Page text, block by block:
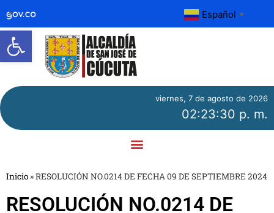
Abrir barra de herramientas
Español ▼
viernes, 7 de agosto de 2026
02:23:30 p. m.
Inicio »RESOLUCIÓN NO.0214 DE FECHA 09 DE SEPTIEMBRE 2024
RESOLUCIÓN NO.0214 DE